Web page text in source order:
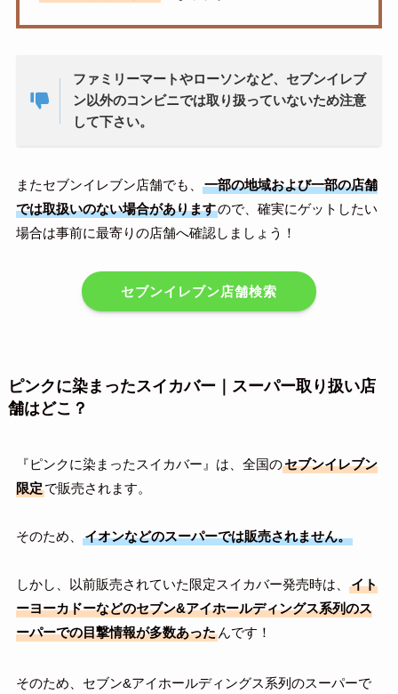
ファミリーマートやローソンなど、セブンイレブ
ン以外のコンビニでは取り扱っていないため注意
して下さい。
またセブンイレブン店舗でも、
一部の地域および一部の店舗
では取扱いのない場合がありますので、確実にゲットしたい
場合は事前に最寄りの店舗へ確認しましょう！
セブンイレブン店舗検索
ピンクに染まったスイカバー｜スーパー取り扱い店
舗はどこ？
『ピンクに染まったスイカバー』は、全国のセブンイレブン
限定で販売されます。
そのため、 イオンなどのスーパーでは販売されません。
しかし、以前販売されていた限定スイカバー発売時は、
イト
ーヨーカドーなどのセブン&アイホールディングス系列のス
ーパーでの目撃情報が多数あったんです！
そのため、セブン&アイホールディングス系列のスーパーで